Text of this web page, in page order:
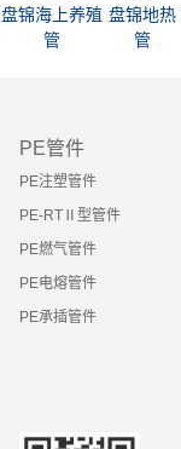
盘锦海上养殖
管
盘锦地热
管
PE管件
PE注塑管件
PE-RTⅡ型管件
PE燃气管件
PE电熔管件
PE承插管件